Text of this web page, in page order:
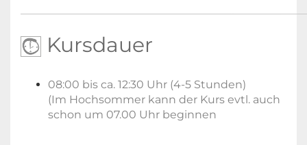
Kursdauer
08:00 bis ca. 12:30 Uhr (4-5 Stunden)
(Im Hochsommer kann der Kurs evtl. auch
schon um 07.00 Uhr beginnen